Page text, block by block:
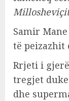
Samir
të peizazhit
Rrjeti i
tregjet
dhe